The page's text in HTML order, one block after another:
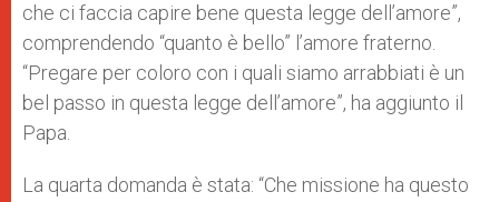
che ci faccia capire bene questa legge dell’amore”,
comprendendo “quanto è bello” l’amore fraterno.
“Pregare per coloro con i quali siamo arrabbiati è un
bel passo in questa legge dell’amore”, ha aggiunto il
Papa.
La quarta domanda è stata: “Che missione ha questo